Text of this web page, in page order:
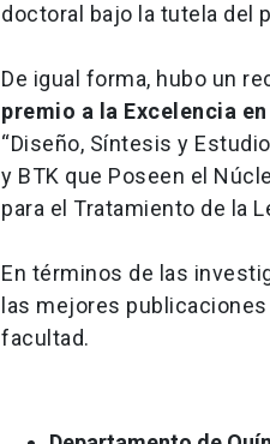
doctoral bajo la tutela del
De igual forma, hubo un
premio a la Excelencia
“Diseño, Síntesis y
y BTK que Poseen el
para el Tratamiento de la
En términos de las
las mejores
facultad.